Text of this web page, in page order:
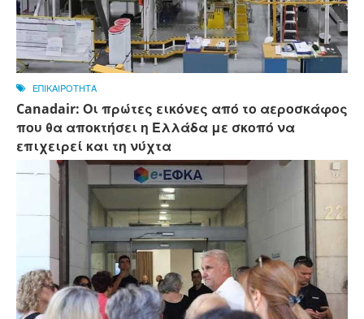
ΕΠΙΚΑΙΡΟΤΗΤΑ
Canadair: Οι πρώτες εικόνες από το αεροσκάφος
που θα αποκτήσει η Ελλάδα με σκοπό να
επιχειρεί και τη νύχτα